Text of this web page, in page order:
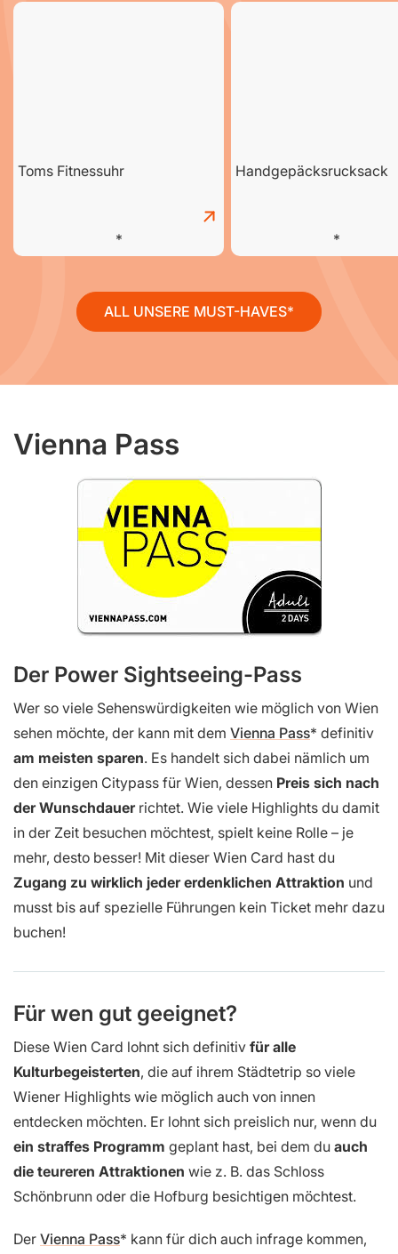
Toms Fitnessuhr Handgepäcksrucksack
ALL UNSERE MUST-HAVES
Vienna Pass
Der Power Sightseeing-Pass
Wer so viele Sehenswürdigkeiten wie möglich von Wien
sehen möchte, der kann mit dem Vienna Pass definitiv
am meisten sparen. Es handelt sich dabei nämlich um
den einzigen Citypass für Wien, dessen Preis sich nach
der Wunschdauerrichtet. Wie viele Highlights du damit
in der Zeit besuchen möchtest, spielt keine Rolle – je
mehr, desto besser! Mit dieser Wien Card hast du
Zugang zu wirklich jeder erdenklichen Attraktion und
musst bis auf spezielle Führungen kein Ticket mehr dazu
buchen!
Für wen gut geeignet?
Diese Wien Card lohnt sich definitiv für alle
Kulturbegeisterten, die auf ihrem Städtetrip so viele
Wiener Highlights wie möglich auch von innen
entdecken möchten. Er lohnt sich preislich nur, wenn du
ein straffes Programm geplant hast, bei dem du auch
die teureren Attraktionen wie z. B. das Schloss
Schönbrunn oder die Hofburg besichtigen möchtest.
Der Vienna Pass
kann für dich auch infrage kommen,